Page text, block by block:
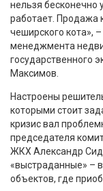
нельзя бесконечно
работает. Продажа
чеширского кота»,
менеджмента
государственного
Максимов.
Настроены
которыми стоит
кризис вал
председателя
ЖКХ Александр
«выстраданные» –
объектов, где